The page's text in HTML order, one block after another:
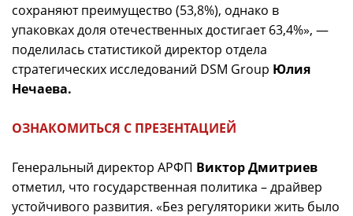
сохраняют преимущество (53,8%), однако в
упаковках доля отечественных достигает 63,4%», —
поделилась статистикой директор отдела
стратегических исследований DSM Group Юлия
Нечаева.
ОЗНАКОМИТЬСЯ С ПРЕЗЕНТАЦИЕЙ
Генеральный директор АРФП Виктор Дмитриев
отметил, что государственная политика – драйвер
устойчивого развития. «Без регуляторики жить было